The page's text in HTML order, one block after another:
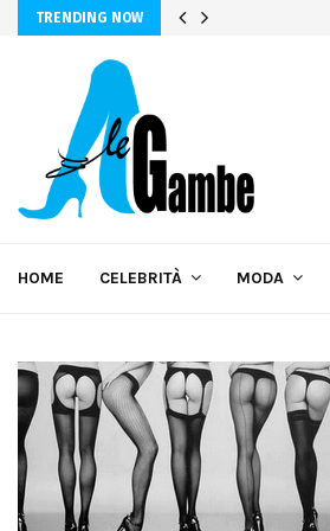
TRENDING NOW
HOME CELEBRITÀ MODA